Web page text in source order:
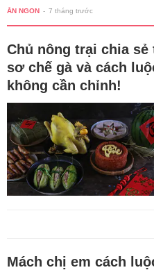
ĂN NGON - 7 tháng trước
Chủ nông trại chia sẻ
sơ chế gà và cách
không cần chỉnh!
Mách chị em cách